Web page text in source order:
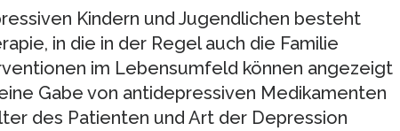
Kindern und Jugendlichen besteht
in die in der Regel auch die Familie
im Lebensumfeld können angezeigt
Gabe von antidepressiven Medikamenten
des Patienten und Art der Depression